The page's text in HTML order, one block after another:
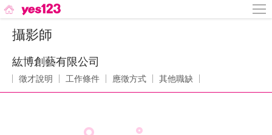
攝影師
紘博創藝有限公司
徵才說明 工作條件 應徵方式 其他職缺